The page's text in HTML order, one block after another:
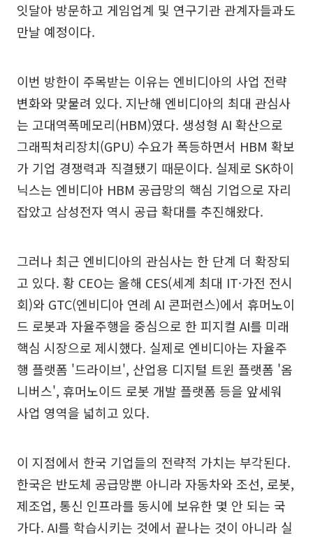
잇달아 방문하고 게임업계 및 연구기관 관계자들과도
만날 예정이다.
이번 방한이 주목받는 이유는 엔비디아의 사업 전략
변화와 맞물려 있다. 지난해 엔비디아의 최대 관심사
는 고대역폭메모리(HBM)였다. 생성형 AI 확산으로
그래픽처리장치(GPU) 수요가 폭등하면서 HBM 확보
가 기업 경쟁력과 직결됐기 때문이다. 실제로 SK하이
닉스는 엔비디아 HBM 공급망의 핵심 기업으로 자리
잡았고 삼성전자 역시 공급 확대를 추진해왔다.
그러나 최근 엔비디아의 관심사는 한 단계 더 확장되
고 있다. 황 CEO는 올해 CES(세계 최대 IT·가전 전시
회)와 GTC(엔비디아 연례 AI 콘퍼런스)에서 휴머노이
드 로봇과 자율주행을 중심으로 한 피지컬 AI를 미래
핵심 시장으로 제시했다. 실제로 엔비디아는 자율주
행 플랫폼 '드라이브', 산업용 디지털 트윈 플랫폼 '옴
니버스', 휴머노이드 로봇 개발 플랫폼 등을 앞세워
사업 영역을 넓히고 있다.
이 지점에서 한국 기업들의 전략적 가치는 부각된다.
한국은 반도체 공급망뿐 아니라 자동차와 조선, 로봇,
제조업, 통신 인프라를 동시에 보유한 몇 안 되는 국
가다. AI를 학습시키는 것에서 끝나는 것이 아니라 실